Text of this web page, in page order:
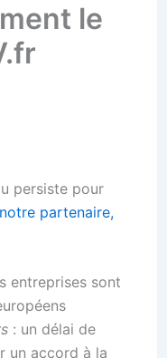
le
persiste pour
partenaire,
entreprises sont
: un délai de
un accord à la